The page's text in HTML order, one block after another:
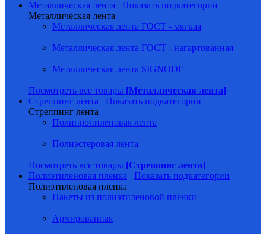
Металлическая лента
Показать подкатегории
Металлическая лента
Металлическая лента ГОСТ - мягкая
Металлическая лента ГОСТ - нагартованная
Металлическая лента SIGNODE
Посмотреть все товары [Металлическая лента]
Стреппинг лента
Показать подкатегории
Стреппинг лента
Полипропиленовая лента
Полиэстеровая лента
Посмотреть все товары [Стреппинг лента]
Полиэтиленовая пленка
Показать подкатегории
Полиэтиленовая пленка
Пакеты из полиэтиленовой пленки
Армированная